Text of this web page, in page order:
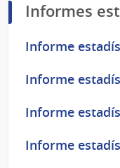
Informes
Informe
Informe
Informe
Informe